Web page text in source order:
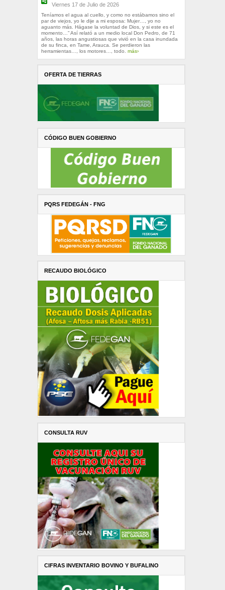
Viernes 17 de Julio de 2026
Teníamos el agua al cuello, y como no estábamos sino el
par de viejos, yo le dije a mi esposa: Mujer…, yo no
aguanto más. Hágase la voluntad de Dios, y si este es el
momento…” Así relató a un medio local Don Pedro, de 71
años, las horas angustiosas que vivió en la casa inundada
de su finca, en Tame, Arauca. Se perdieron las
herramientas…, los motores…, todo. más›
OFERTA DE TIERRAS
CÓDIGO BUEN GOBIERNO
PQRS FEDEGÁN - FNG
RECAUDO BIOLÓGICO
CONSULTA RUV
CIFRAS INVENTARIO BOVINO Y BUFALINO